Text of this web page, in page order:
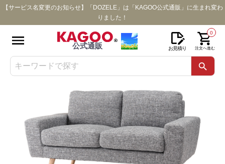
【サービス名変更のお知らせ】「DOZELE」は「KAGOO公式通販」に生まれ変わ
りました！
公式通販 お見積り
0
注文へ進む